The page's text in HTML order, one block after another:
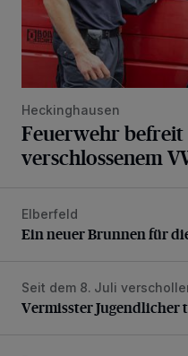
Heckinghausen
Feuerwehr befreit
verschlossenem
Ein neuer Brunnen für die
Elberfeld
Ein neuer Brunnen für
Vermisster Jugendlicher
Seit dem 8. Juli
Vermisster Jugendlicher